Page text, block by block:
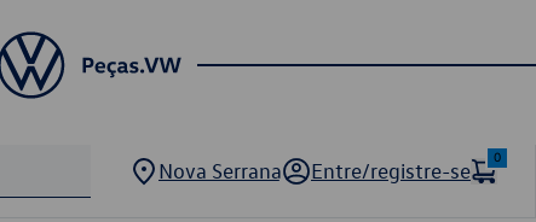
Nova Serrana Entre/registre-se
0